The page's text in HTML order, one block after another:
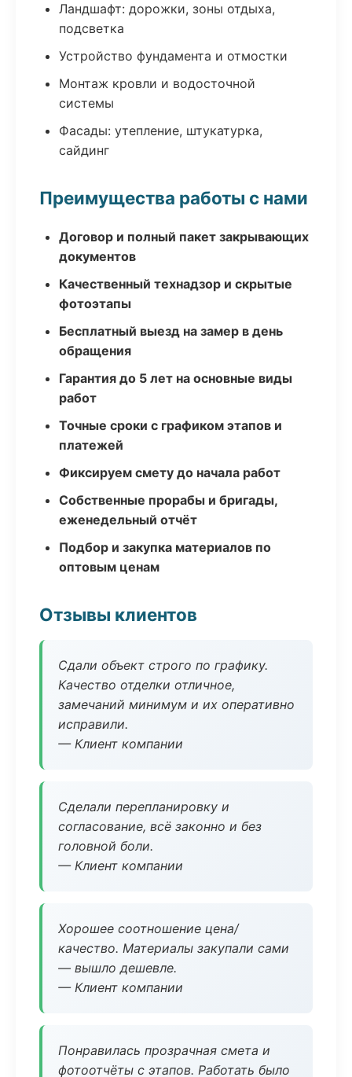
Ландшафт: дорожки, зоны отдыха,
подсветка
Устройство фундамента и отмостки
Монтаж кровли и водосточной
системы
Фасады: утепление, штукатурка,
сайдинг
Преимущества работы с нами
Договор и полный пакет закрывающих
документов
Качественный технадзор и скрытые
фотоэтапы
Бесплатный выезд на замер в день
обращения
Гарантия до 5 лет на основные виды
работ
Точные сроки с графиком этапов и
платежей
Фиксируем смету до начала работ
Собственные прорабы и бригады,
еженедельный отчёт
Подбор и закупка материалов по
оптовым ценам
Отзывы клиентов
Сдали объект строго по графику.
Качество отделки отличное,
замечаний минимум и их оперативно
исправили.
— Клиент компании
Сделали перепланировку и
согласование, всё законно и без
головной боли.
— Клиент компании
Хорошее соотношение цена/
качество. Материалы закупали сами
— вышло дешевле.
— Клиент компании
Понравилась прозрачная смета и
фотоотчёты с этапов. Работать было